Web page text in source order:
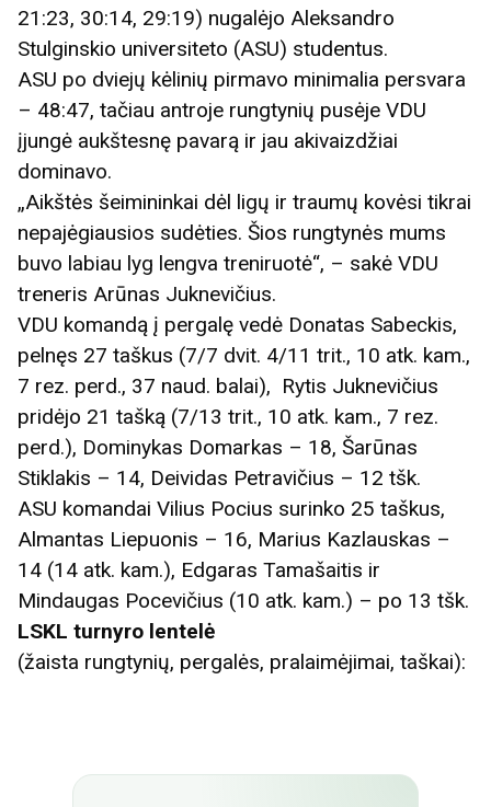
21:23, 30:14, 29:19) nugalėjo Aleksandro
Stulginskio universiteto (ASU) studentus.
ASU po dviejų kėlinių pirmavo minimalia persvara
– 48:47, tačiau antroje rungtynių pusėje VDU
įjungė aukštesnę pavarą ir jau akivaizdžiai
dominavo.
„Aikštės šeimininkai dėl ligų ir traumų kovėsi tikrai
nepajėgiausios sudėties. Šios rungtynės mums
buvo labiau lyg lengva treniruotė“, – sakė VDU
treneris Arūnas Juknevičius.
VDU komandą į pergalę vedė Donatas Sabeckis,
pelnęs 27 taškus (7/7 dvit. 4/11 trit., 10 atk. kam.,
7 rez. perd., 37 naud. balai), Rytis Juknevičius
pridėjo 21 tašką (7/13 trit., 10 atk. kam., 7 rez.
perd.), Dominykas Domarkas – 18, Šarūnas
Stiklakis – 14, Deividas Petravičius – 12 tšk.
ASU komandai Vilius Pocius surinko 25 taškus,
Almantas Liepuonis – 16, Marius Kazlauskas –
14 (14 atk. kam.), Edgaras Tamašaitis ir
Mindaugas Pocevičius (10 atk. kam.) – po 13 tšk.
LSKL turnyro lentelė
(žaista rungtynių, pergalės, pralaimėjimai, taškai):